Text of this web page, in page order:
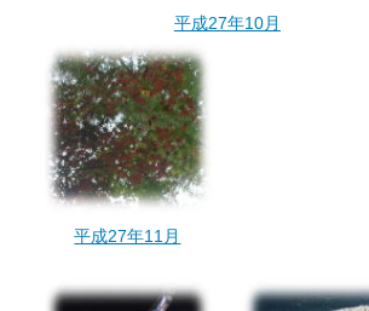
平成27年10月
平成27年11月